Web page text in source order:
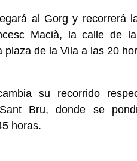
al Gorg y recorrerá
Macià, la calle de
de la Vila a las 20
su recorrido
Bru, donde se
horas.